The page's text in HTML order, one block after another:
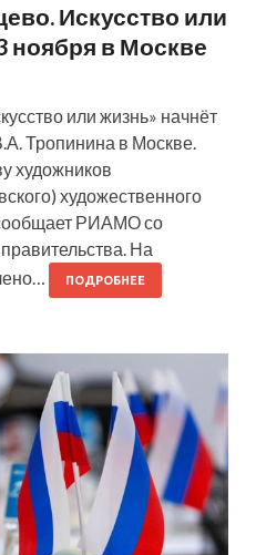
Искусство или
ноября в Москве
или жизнь» начнёт
Тропинина в Москве.
художников
художественного
РИАМО со
На
ПОДРОБНЕЕ